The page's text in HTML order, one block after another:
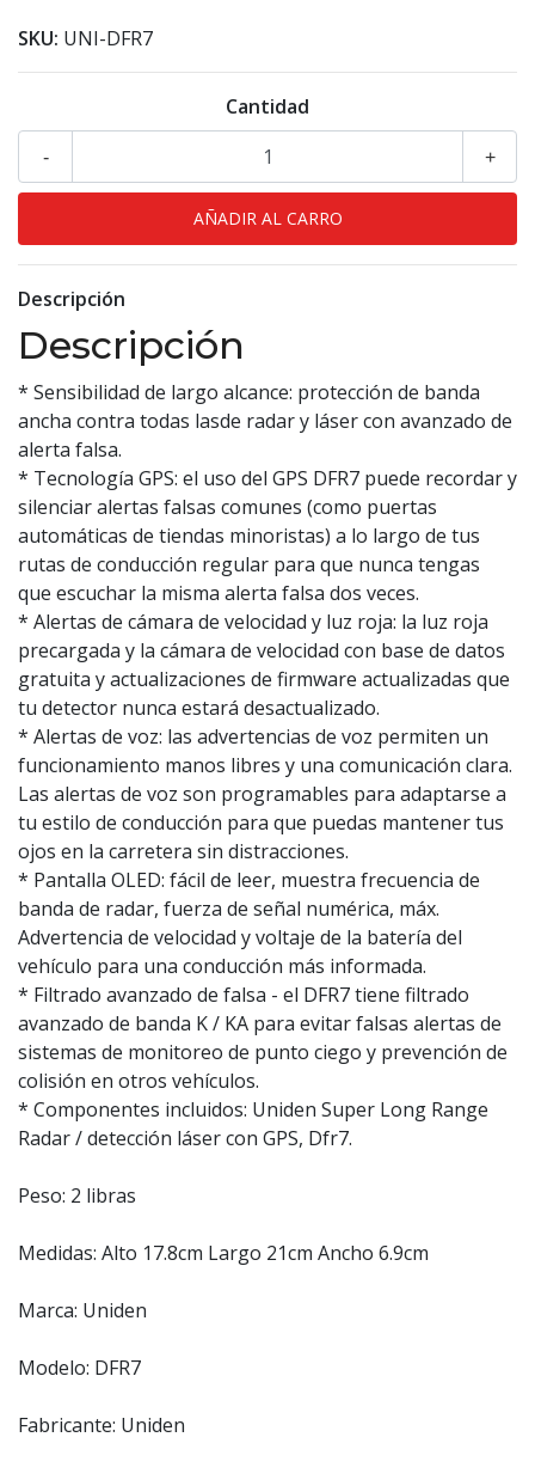
SKU: UNI-DFR7
Cantidad
+
-
Descripción
Descripción
* Sensibilidad de largo alcance: protección de banda
ancha contra todas lasde radar y láser con avanzado de
alerta falsa.
* Tecnología GPS: el uso del GPS DFR7 puede recordar y
silenciar alertas falsas comunes (como puertas
automáticas de tiendas minoristas) a lo largo de tus
rutas de conducción regular para que nunca tengas
que escuchar la misma alerta falsa dos veces.
* Alertas de cámara de velocidad y luz roja: la luz roja
precargada y la cámara de velocidad con base de datos
gratuita y actualizaciones de firmware actualizadas que
tu detector nunca estará desactualizado.
* Alertas de voz: las advertencias de voz permiten un
funcionamiento manos libres y una comunicación clara.
Las alertas de voz son programables para adaptarse a
tu estilo de conducción para que puedas mantener tus
ojos en la carretera sin distracciones.
* Pantalla OLED: fácil de leer, muestra frecuencia de
banda de radar, fuerza de señal numérica, máx.
Advertencia de velocidad y voltaje de la batería del
vehículo para una conducción más informada.
* Filtrado avanzado de falsa - el DFR7 tiene filtrado
avanzado de banda K / KA para evitar falsas alertas de
sistemas de monitoreo de punto ciego y prevención de
colisión en otros vehículos.
* Componentes incluidos: Uniden Super Long Range
Radar / detección láser con GPS, Dfr7.
Peso: 2 libras
Medidas: Alto 17.8cm Largo 21cm Ancho 6.9cm
Marca: Uniden
Modelo: DFR7
Fabricante: Uniden